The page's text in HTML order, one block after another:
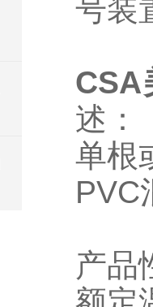
号装
CSA
述：
单根
PVC
产品